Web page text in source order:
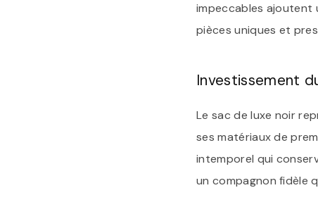
impeccables ajoutent
pièces uniques et
Investissement
Le sac de luxe noir
ses matériaux de
intemporel qui
un compagnon fidèle